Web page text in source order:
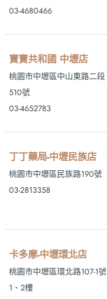
03-4680466
寶寶共和國 中壢店
桃園市中壢區中山東路二段
510號
03-4652783
丁丁藥局-中壢民族店
桃園市中壢區民族路190號
03-2813358
卡多摩-中壢環北店
桃園市中壢區環北路107-1號
1、2樓